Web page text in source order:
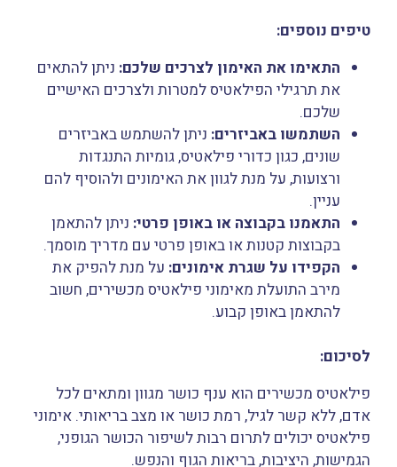
טיפים נוספים:
התאימו את האימון לצרכים שלכם: ניתן להתאים
את תרגילי הפילאטיס למטרות ולצרכים האישיים
שלכם.
השתמשו באביזרים: ניתן להשתמש באביזרים
שונים, כגון כדורי פילאטיס, גומיות התנגדות
ורצועות, על מנת לגוון את האימונים ולהוסיף להם
עניין.
התאמנו בקבוצה או באופן פרטי: ניתן להתאמן
בקבוצות קטנות או באופן פרטי עם מדריך מוסמך.
הקפידו על שגרת אימונים: על מנת להפיק את
מירב התועלת מאימוני פילאטיס מכשירים, חשוב
להתאמן באופן קבוע.
לסיכום:
פילאטיס מכשירים הוא ענף כושר מגוון ומתאים לכל
אדם, ללא קשר לגיל, רמת כושר או מצב בריאותי. אימוני
פילאטיס יכולים לתרום רבות לשיפור הכושר הגופני,
הגמישות, היציבות, בריאות הגוף והנפש.